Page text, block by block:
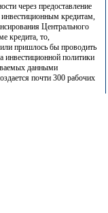
через предоставление
инвестиционным кредитам,
Центрального
кредита, то,
пришлось бы проводить
инвестиционной политики
данными
почти 300 рабочих